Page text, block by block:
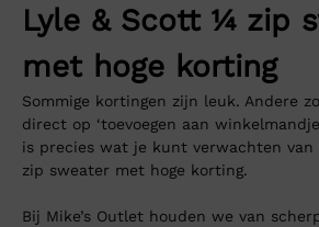
Lyle & Scott ¼ zip
met hoge korting
Sommige kortingen zijn leuk. Andere
direct op ‘toevoegen aan
is precies wat je kunt verwachten van
zip sweater met hoge korting.
Bij Mike’s Outlet houden we van